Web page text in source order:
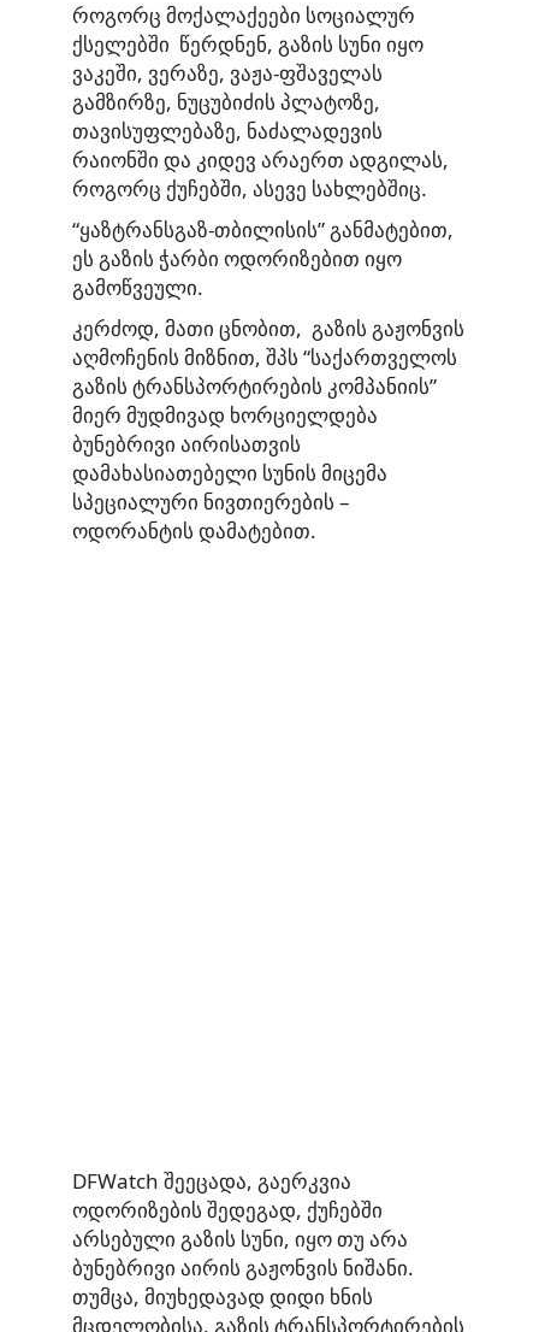
როგორც მოქალაქეები სოციალურ
ქსელებში წერდნენ, გაზის სუნი იყო
ვაკეში, ვერაზე, ვაჟა-ფშაველას
გამზირზე, ნუცუბიძის პლატოზე,
თავისუფლებაზე, ნაძალადევის
რაიონში და კიდევ არაერთ ადგილას,
როგორც ქუჩებში, ასევე სახლებშიც.
“ყაზტრანსგაზ-თბილისის” განმატებით,
ეს გაზის ჭარბი ოდორიზებით იყო
გამოწვეული.
კერძოდ, მათი ცნობით, გაზის გაჟონვის
აღმოჩენის მიზნით, შპს “საქართველოს
გაზის ტრანსპორტირების კომპანიის”
მიერ მუდმივად ხორციელდება
ბუნებრივი აირისათვის
დამახასიათებელი სუნის მიცემა
სპეციალური ნივთიერების –
ოდორანტის დამატებით.
DFWatch შეეცადა, გაერკვია
ოდორიზების შედეგად, ქუჩებში
არსებული გაზის სუნი, იყო თუ არა
ბუნებრივი აირის გაჟონვის ნიშანი.
თუმცა, მიუხედავად დიდი ხნის
მცდელობისა, გაზის ტრანსპორტირების